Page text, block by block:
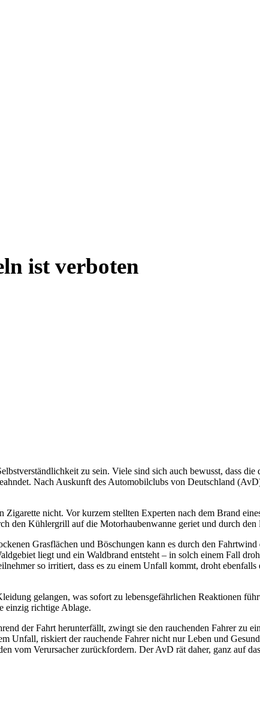
ist verboten
zu sein. Viele sind sich auch bewusst, dass
Nach Auskunft des Automobilclubs von Deutschland
nicht. Vor kurzem stellten Experten nach dem Brand
den Kühlergrill auf die Motorhaubenwanne geriet und durch
Grasflächen und Böschungen kann es durch den
liegt und ein Waldbrand entsteht – in solch einem Fall
so irritiert, dass es zu einem Unfall kommt, droht
gelangen, was sofort zu lebensgefährlichen Reaktionen
einzig richtige Ablage.
der Fahrt herunterfällt, zwingt sie den rauchenden Fahrer zu
riskiert der rauchende Fahrer nicht nur Leben und
vom Verursacher zurückfordern. Der AvD rät daher, ganz auf